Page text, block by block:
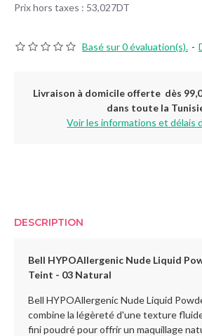
Basé sur 0 évaluation(s). -
Prix hors taxes : 53,027DT
Livraison à domicile offerte dès
dans toute la
Voir les informations et délais
DESCRIPTION
Bell HYPOAllergenic Nude Liquid
Teint - 03 Natural
Bell HYPOAllergenic Nude Liquid
combine la légèreté d'une texture
fini poudré pour offrir un maquillage